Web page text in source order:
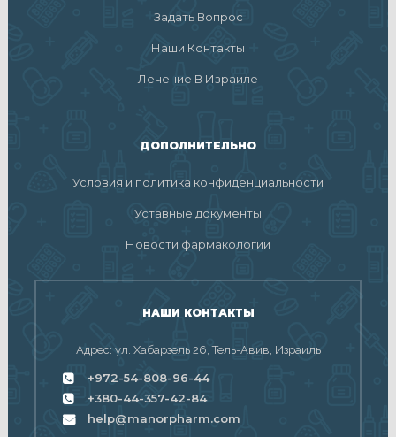
Задать Вопрос
Наши Контакты
Лечение В Израиле
ДОПОЛНИТЕЛЬНО
Условия и политика конфиденциальности
Уставные документы
Новости фармакологии
НАШИ КОНТАКТЫ
Адрес: ул. Хабарзель 26, Тель-Авив, Израиль
+972-54-808-96-44
+380-44-357-42-84
help@manorpharm.com